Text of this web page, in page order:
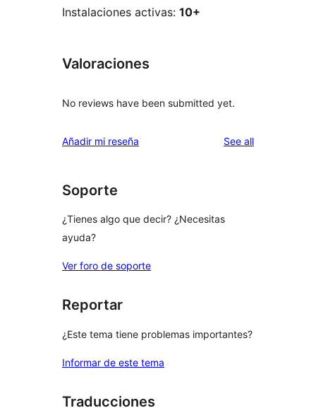
Instalaciones activas: 10+
Valoraciones
No reviews have been submitted yet.
Añadir mi reseña See allreviews
Soporte
¿Tienes algo que decir? ¿Necesitas
ayuda?
Ver foro de soporte
Reportar
¿Este tema tiene problemas importantes?
Informar de este tema
Traducciones